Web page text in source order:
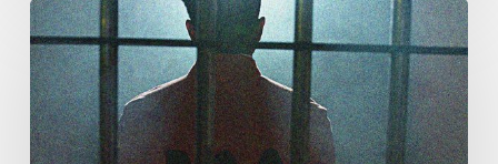
L’ACLC
demande
aux
députés
d’adopter
les